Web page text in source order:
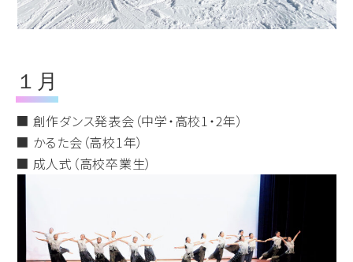
１月
■ 創作ダンス発表会（中学・高校1・2年）
■ かるた会（高校1年）
■ 成人式（高校卒業生）